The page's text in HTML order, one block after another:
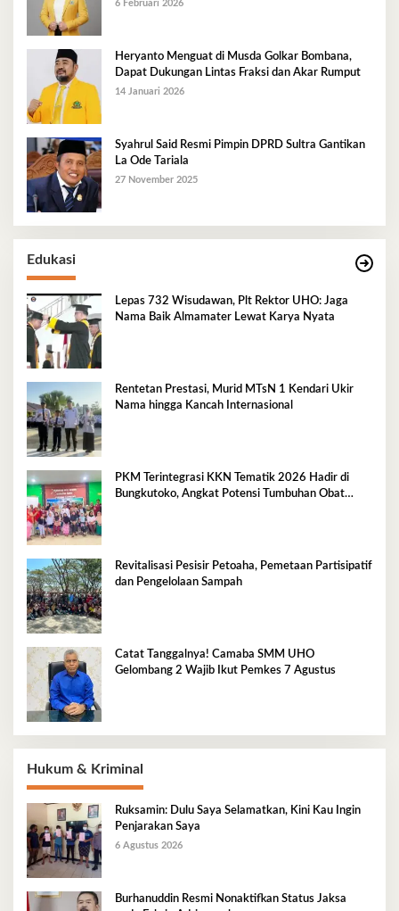
6 Februari 2026
Heryanto Menguat di Musda Golkar Bombana,
Dapat Dukungan Lintas Fraksi dan Akar Rumput
14 Januari 2026
Syahrul Said Resmi Pimpin DPRD Sultra Gantikan
La Ode Tariala
27 November 2025
Edukasi
Lepas 732 Wisudawan, Plt Rektor UHO: Jaga
Nama Baik Almamater Lewat Karya Nyata
Rentetan Prestasi, Murid MTsN 1 Kendari Ukir
Nama hingga Kancah Internasional
PKM Terintegrasi KKN Tematik 2026 Hadir di
Bungkutoko, Angkat Potensi Tumbuhan Obat
Revitalisasi Pesisir Petoaha, Pemetaan Partisipatif
dan Pengelolaan Sampah
Catat Tanggalnya! Camaba SMM UHO
Gelombang 2 Wajib Ikut Pemkes 7 Agustus
Hukum & Kriminal
Ruksamin: Dulu Saya Selamatkan, Kini Kau Ingin
Penjarakan Saya
6 Agustus 2026
Burhanuddin Resmi Nonaktifkan Status Jaksa